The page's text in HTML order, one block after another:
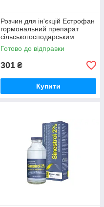
Розчин для ін'єкцій Естрофан
гормональний препарат
сільськогосподарським
тваринам 10 мл BioVeta
Готово до відправки
301 ₴
Купити